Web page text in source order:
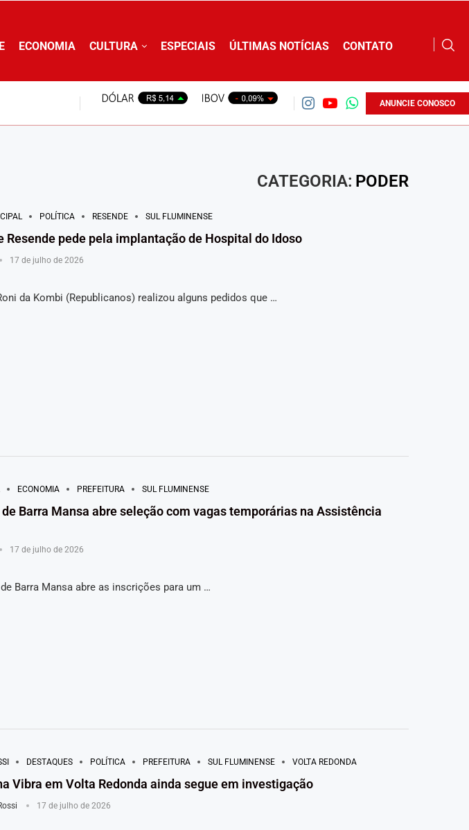
ECONOMIA CULTURA ESPECIAIS ÚLTIMAS NOTÍCIAS CONTATO
ANUNCIE CONOSCO
CATEGORIA: PODER
POLÍTICA RESENDE SUL FLUMINENSE
Resende pede pela implantação de Hospital do Idoso
17 de julho de 2026
da Kombi (Republicanos) realizou alguns pedidos que …
ECONOMIA PREFEITURA SUL FLUMINENSE
Barra Mansa abre seleção com vagas temporárias na Assistência
17 de julho de 2026
Barra Mansa abre as inscrições para um …
DESTAQUES POLÍTICA PREFEITURA SUL FLUMINENSE VOLTA REDONDA
Vibra em Volta Redonda ainda segue em investigação
17 de julho de 2026